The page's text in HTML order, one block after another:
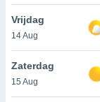
dat geval
u dat
Vrijdag
14 Aug
Zaterdag
15 Aug